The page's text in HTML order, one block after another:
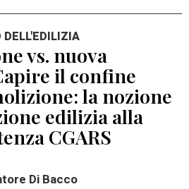
DELL'EDILIZIA
vs. nuova
il confine
la nozione
edilizia alla
CGARS
Di Bacco